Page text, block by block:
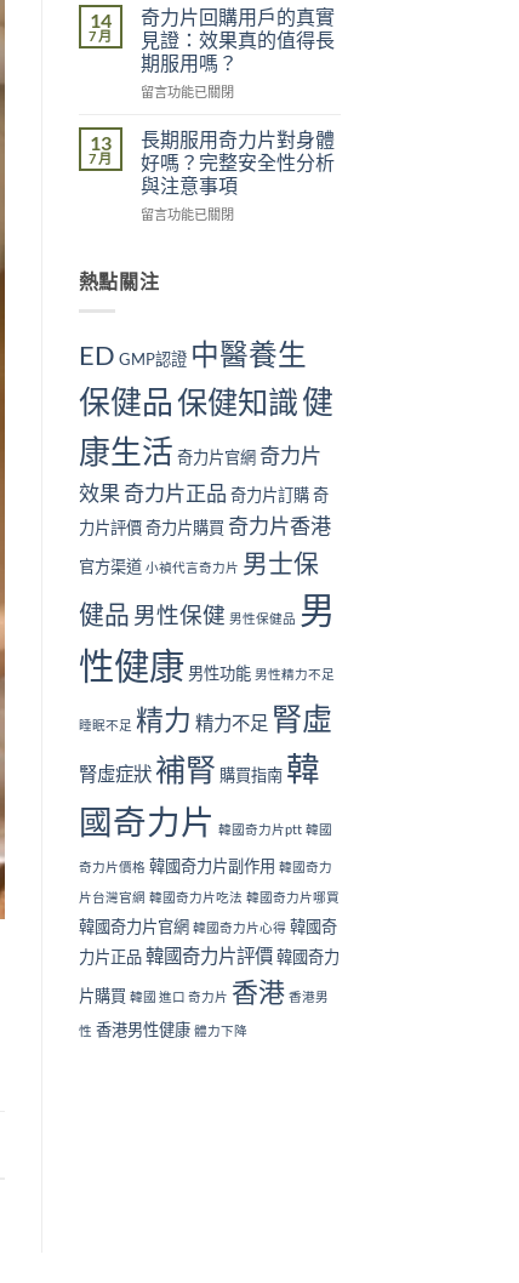
有
多
大？
醫
學
度
全
面
解
析〉
足
的
五
大
原
你
中
了
幾
個？〉
港
男
性
常
見
虛
症
狀
自
我
指
大
號
與
補
腎
方
法〉
中
14
7 月
奇力片回購用戶的真實
見證：效果真的值得長
期服用嗎？
在
力
片
回
購
用
真
效
真
的
值
得
長
期
服
嗎？〉
留言功能已關閉
13
7 月
長期服用奇力片對身體
好嗎？完整安全性分析
與注意事項
在
服
用
片
身
體
好
嗎？
完
整
安
性
析
與
注
意
事
項〉
中
留言功能已關閉
熱點關注
ED GMP認證 中醫養生
保健品保健知識健
康生活 奇力片官網 奇力片
效果 奇力片正品 奇力片訂購 奇
力片評價 奇力片購買 奇力片香港
官方渠道 小禎代言奇力片 男士保
健品 男性保健 男性保健品 男
性健康 男性功能 男性精力不足
睡眠不足 精力 精力不足 腎虛
腎虛症狀補腎 購買指南 韓
國奇力片 韓國奇力片ptt 韓國
奇力片價格 韓國奇力片副作用 韓國奇力
片台灣官網 韓國奇力片吃法 韓國奇力片哪買
韓國奇力片官網 韓國奇力片心得 韓國奇
力片正品 韓國奇力片評價 韓國奇力
片購買 韓國 進口 奇力片 香港 香港男
性 香港男性健康 體力下降